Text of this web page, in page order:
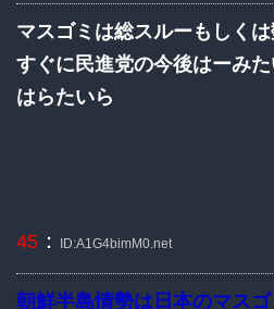
マスゴミは総スルーもしく
すぐに民進党の今後はーみ
はらたいら
45 ： ID:A1G4bimM0.net
朝鮮半島情勢は日本のマス